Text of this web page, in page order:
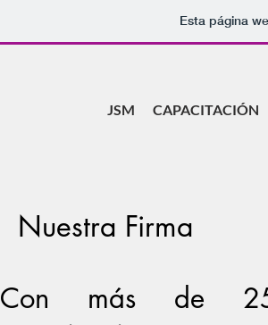
Esta página
JSM CAPACITACIÓN
Nuestra Firma
Con más de